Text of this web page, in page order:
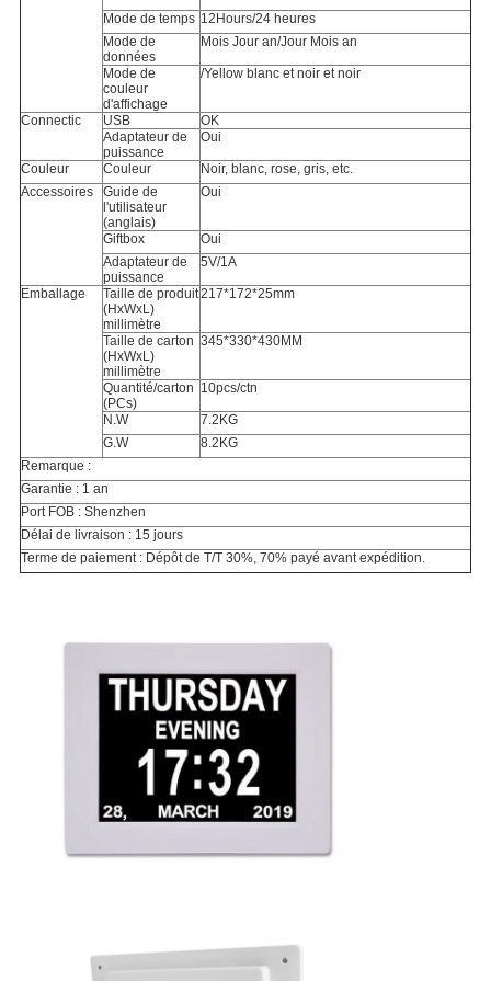
Mode de temps 12Hours/24 heures
Mode de
données
Mois Jour an/Jour Mois an
Mode de
couleur
d'affichage
/Yellow blanc et noir et noir
Connectic USB
OK
Adaptateur de
puissance
Oui
Couleur Couleur
Noir, blanc, rose, gris, etc.
Accessoires
Guide de
l'utilisateur
(anglais)
Oui
Giftbox
Oui
Adaptateur de
puissance
5V/1A
Emballage
Taille de produit
(HxWxL)
millimètre
217*172*25mm
Taille de carton
(HxWxL)
millimètre
345*330*430MM
Quantité/carton
(PCs)
10pcs/ctn
N.W
7.2KG
G.W
8.2KG
Remarque :
Garantie : 1 an
Port FOB : Shenzhen
Délai de livraison : 15 jours
Terme de paiement : Dépôt de T/T 30%, 70% payé avant expédition.